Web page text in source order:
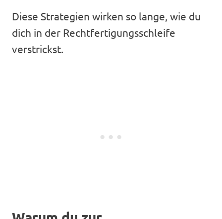
Diese Strategien wirken so lange, wie du
dich in der Rechtfertigungsschleife
verstrickst.